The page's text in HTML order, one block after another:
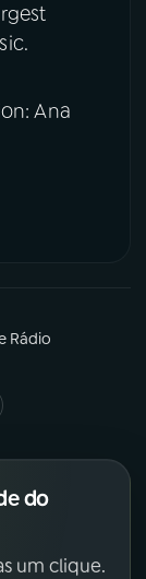
Ana
Rádio
do
um clique.